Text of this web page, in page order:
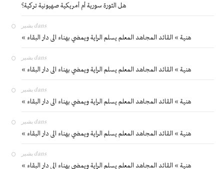
هل الثورة سورية أم أمريكية صهيونية تركية؟
بشير dans
« هنية » القائد المجاهد المعلم يسلم الراية ويمضي بهناء الى دار البقاء
بشير dans
« هنية » القائد المجاهد المعلم يسلم الراية ويمضي بهناء الى دار البقاء
بشير dans
« هنية » القائد المجاهد المعلم يسلم الراية ويمضي بهناء الى دار البقاء
بشير dans
« هنية » القائد المجاهد المعلم يسلم الراية ويمضي بهناء الى دار البقاء
بشير dans
« هنية » القائد المجاهد المعلم يسلم الراية ويمضي بهناء الى دار البقاء